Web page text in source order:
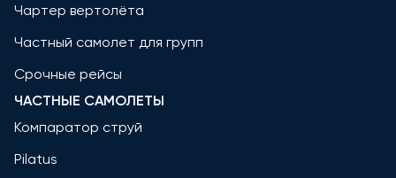
Чартер вертолёта
Частный самолет для групп
Срочные рейсы
ЧАСТНЫЕ САМОЛЕТЫ
Компаратор струй
Pilatus